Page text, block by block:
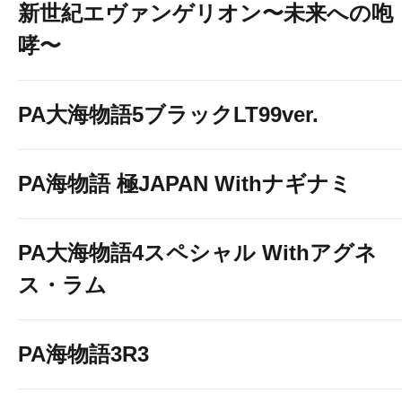
新世紀エヴァンゲリオン〜未来への咆
哮〜
PA大海物語5ブラックLT99ver.
PA海物語 極JAPAN Withナギナミ
PA大海物語4スペシャル Withアグネ
ス・ラム
PA海物語3R3